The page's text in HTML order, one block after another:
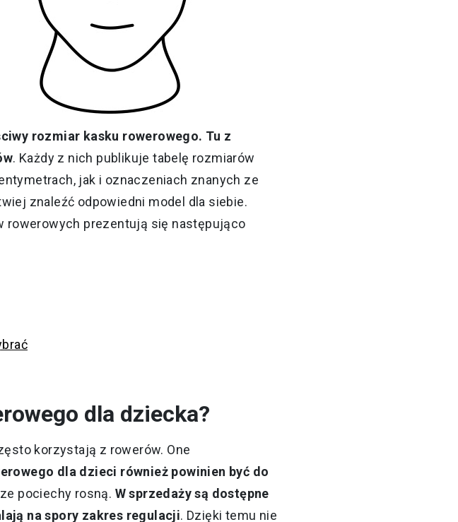
rozmiar kasku rowerowego. Tu z
. Każdy z nich publikuje tabelę rozmiarów
jak i oznaczeniach znanych ze
znaleźć odpowiedni model dla siebie.
rowerowych prezentują się następująco
dla dziecka?
korzystają z rowerów. One
dla dzieci również powinien być do
pociechy rosną. W sprzedaży są dostępne
na spory zakres regulacji. Dzięki temu nie